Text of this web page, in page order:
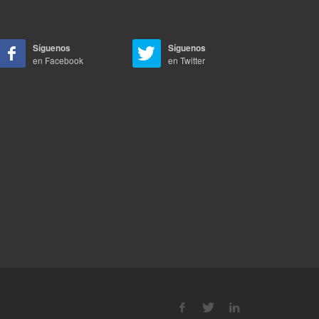
Síguenos
en Facebook
Síguenos
en Twitter